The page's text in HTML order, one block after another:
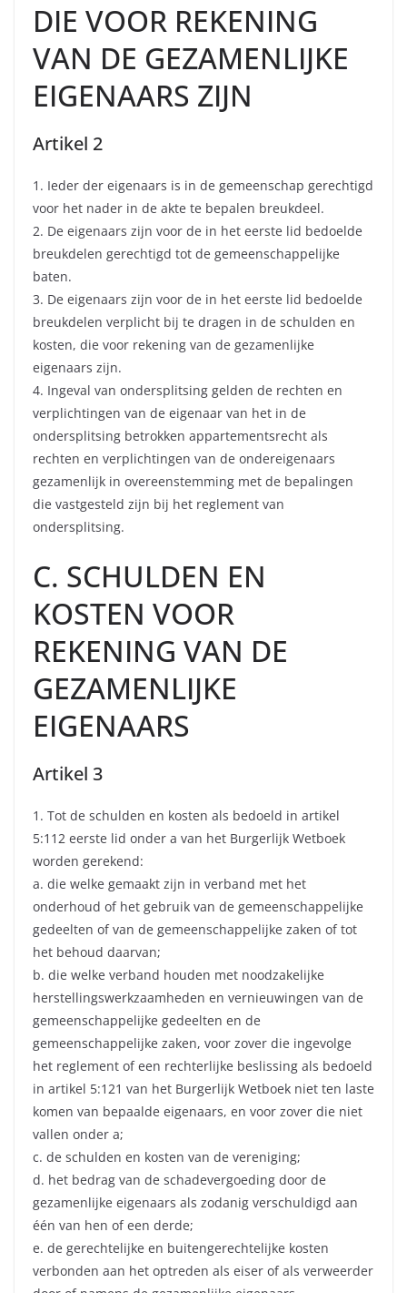
DIE VOOR REKENING
VAN DE GEZAMENLIJKE
EIGENAARS ZIJN
Artikel 2
1. Ieder der eigenaars is in de gemeenschap gerechtigd
voor het nader in de akte te bepalen breukdeel.
2. De eigenaars zijn voor de in het eerste lid bedoelde
breukdelen gerechtigd tot de gemeenschappelijke
baten.
3. De eigenaars zijn voor de in het eerste lid bedoelde
breukdelen verplicht bij te dragen in de schulden en
kosten, die voor rekening van de gezamenlijke
eigenaars zijn.
4. Ingeval van ondersplitsing gelden de rechten en
verplichtingen van de eigenaar van het in de
ondersplitsing betrokken appartementsrecht als
rechten en verplichtingen van de ondereigenaars
gezamenlijk in overeenstemming met de bepalingen
die vastgesteld zijn bij het reglement van
ondersplitsing.
C. SCHULDEN EN
KOSTEN VOOR
REKENING VAN DE
GEZAMENLIJKE
EIGENAARS
Artikel 3
1. Tot de schulden en kosten als bedoeld in artikel
5:112 eerste lid onder a van het Burgerlijk Wetboek
worden gerekend:
a. die welke gemaakt zijn in verband met het
onderhoud of het gebruik van de gemeenschappelijke
gedeelten of van de gemeenschappelijke zaken of tot
het behoud daarvan;
b. die welke verband houden met noodzakelijke
herstellingswerkzaamheden en vernieuwingen van de
gemeenschappelijke gedeelten en de
gemeenschappelijke zaken, voor zover die ingevolge
het reglement of een rechterlijke beslissing als bedoeld
in artikel 5:121 van het Burgerlijk Wetboek niet ten laste
komen van bepaalde eigenaars, en voor zover die niet
vallen onder a;
c. de schulden en kosten van de vereniging;
d. het bedrag van de schadevergoeding door de
gezamenlijke eigenaars als zodanig verschuldigd aan
één van hen of een derde;
e. de gerechtelijke en buitengerechtelijke kosten
verbonden aan het optreden als eiser of als verweerder